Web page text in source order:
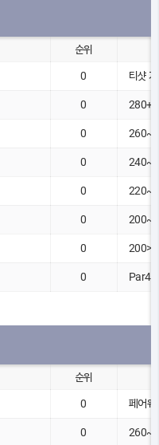
순위
0 티샷
0 280+
0
0
0
0
0 200>
0
순위
0 페어웨
0